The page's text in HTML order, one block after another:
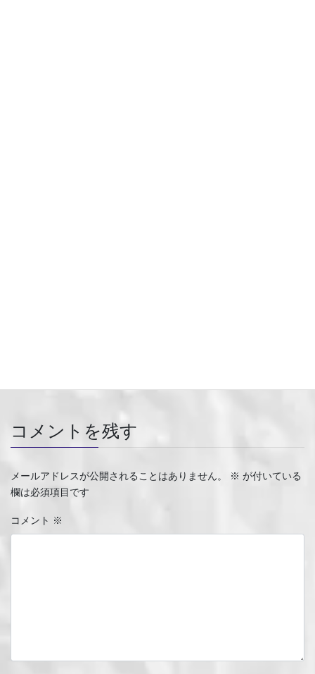
コメントを残す
メールアドレスが公開されることはありません。 ※ が付いている
欄は必須項目です
コメント ※